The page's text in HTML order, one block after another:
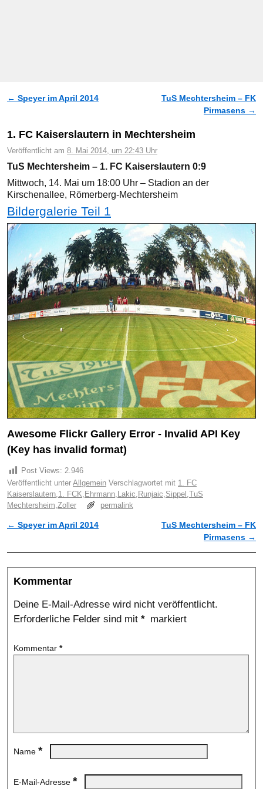
Artikelnavigation
← Speyer im April 2014
TuS Mechtersheim – FK
Pirmasens →
1. FC Kaiserslautern in Mechtersheim
Veröffentlicht am 8. Mai 2014, um 22:43 Uhr
TuS Mechtersheim – 1. FC Kaiserslautern 0:9
Mittwoch, 14. Mai um 18:00 Uhr – Stadion an der
Kirschenallee, Römerberg-Mechtersheim
Bildergalerie Teil 1
Awesome Flickr Gallery Error - Invalid API Key
(Key has invalid format)
Post Views: 2.946
Veröffentlicht unter Allgemein Verschlagwortet mit 1. FC
Kaiserslautern 1. FCK Ehrmann Lakic Runjaic Sippel TuS
Mechtersheim Zoller permalink
Artikelnavigation
← Speyer im April 2014
TuS Mechtersheim – FK
Pirmasens →
Kommentar
Deine E-Mail-Adresse wird nicht veröffentlicht.
Erforderliche Felder sind mit * markiert
Kommentar *
Name *
E-Mail-Adresse *